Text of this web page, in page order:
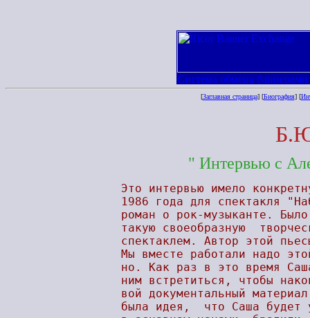
[Заглавная страница] [Биография] [
" Интервью с
Это интервью имело
1986 года для спектакля
роман о рок-музыканте.
такую своеобразную
спектаклем. Автор этой
Мы вместе работали надо
но. Как раз в это время
ним встретиться, чтобы
вой документальный
была идея,  что Саша будет